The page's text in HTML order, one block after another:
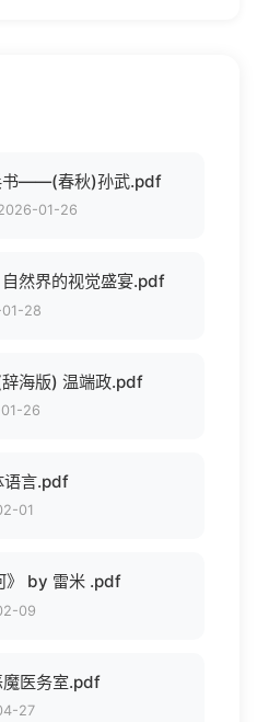
书——(春秋)孙武.pdf
01-26
然界的视觉盛宴.pdf
28
海版) 温端政.pdf
26
语言.pdf
01
》 by 雷米 .pdf
09
医务室.pdf
27